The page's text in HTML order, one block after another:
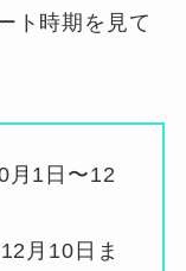
ト時期を見て
月1日〜12
月10日ま